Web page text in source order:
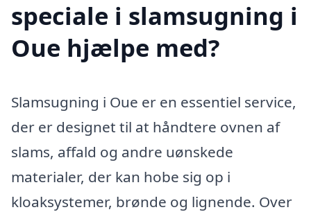
speciale i slamsugning i
Oue hjælpe med?
Slamsugning i Oue er en essentiel service,
der er designet til at håndtere ovnen af
slams, affald og andre uønskede
materialer, der kan hobe sig op i
kloaksystemer, brønde og lignende. Over